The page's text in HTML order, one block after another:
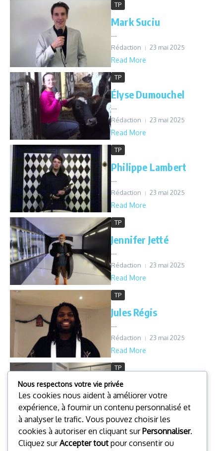
TP
Mark Suciu
...
Rédaction 23 mai 2025
Read More
TP
Élyse Dumouchel
...
Rédaction 23 mai 2025
Read More
TP
Philippe Lambert
...
Rédaction 23 mai 2025
Read More
TP
Jennifer Jetté
...
Rédaction 23 mai 2025
Read More
TP
Jules Régis
...
Rédaction 23 mai 2025
Read More
TP
Marc-Olivier Bisson
...
Rédaction 23 mai 2025
Read More
TP
Nous respectons votre vie privée
Les cookies nous aident à améliorer votre
expérience, à fournir un contenu personnalisé et
à analyser le trafic. Vous pouvez choisir les
cookies à autoriser en cliquant surPersonnaliser.
Cliquez surAccepter tout pour consentir ou